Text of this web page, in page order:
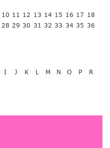
10 11 12 13 14 15 16 17 18
28 29 30 31 32 33 34 35 36
I J K L M N O P
R